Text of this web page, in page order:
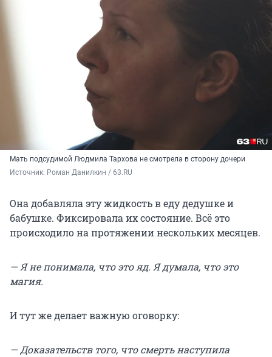
Мать подсудимой Людмила Тархова не смотрела в сторону дочери
Источник: Роман Данилкин / 63.RU
Она добавляла эту жидкость в еду дедушке и
бабушке. Фиксировала их состояние. Всё это
происходило на протяжении нескольких месяцев.
— Я не понимала, что это яд. Я думала, что это
магия.
И тут же делает важную оговорку:
— Доказательств того, что смерть наступила